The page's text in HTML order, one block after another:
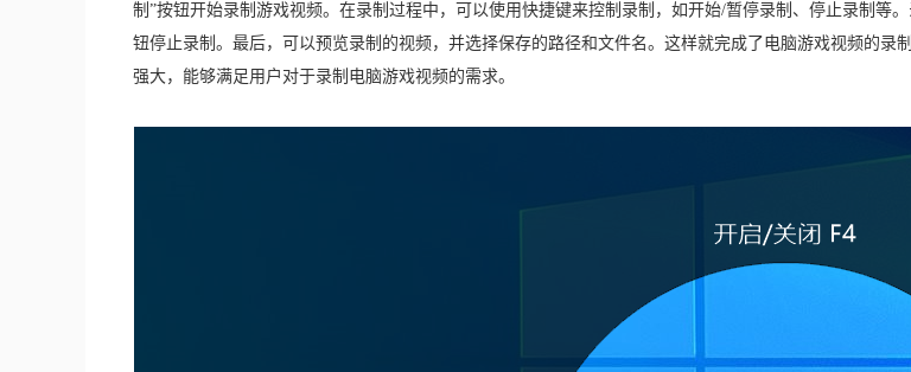
制”按钮开始录制游戏视频。在录制过程中，可以使用快捷键来控制录制，如开始/暂停录制、停止录制等
钮停止录制。最后，可以预览录制的视频，并选择保存的路径和文件名。这样就完成了电脑游戏视频的录
强大，能够满足用户对于录制电脑游戏视频的需求。